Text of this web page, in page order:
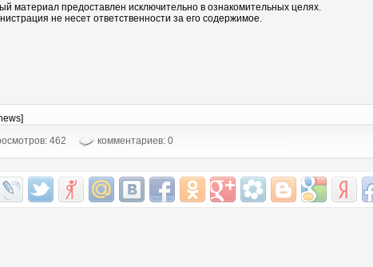
материал предоставлен исключительно в ознакомительных целях.
не несет ответственности за его содержимое.
462
комментариев: 0